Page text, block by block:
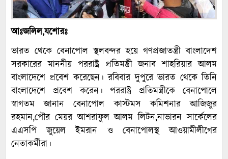
আঃজলিল,যশোরঃ
ভারত থেকে বেনাপোল স্থলবন্দর হয়ে গণপ্রজাতন্ত্রী বাংলাদেশ
সরকারের মাননীয় পররাষ্ট্র প্রতিমন্ত্রী জনাব শাহরিয়ার আলম
বাংলাদেশে প্রবেশ করেছেন। রবিবার দুপুরে ভারত থেকে তিনি
বাংলাদেশে প্রবেশ করেন। পররাষ্ট্র প্রতিমন্ত্রীকে বেনাপোলে
স্বাগতম জানান বেনাপোল কাস্টমস কমিশনার আজিজুর
রহমান,পৌর মেয়র আশরাফুল আলম লিটন,নাভারন সার্কেলের
এএসপি জুয়েল ইমরান ও বেনাপোলস্থ আওয়ামীলীগের
নেতাকর্মীরা।